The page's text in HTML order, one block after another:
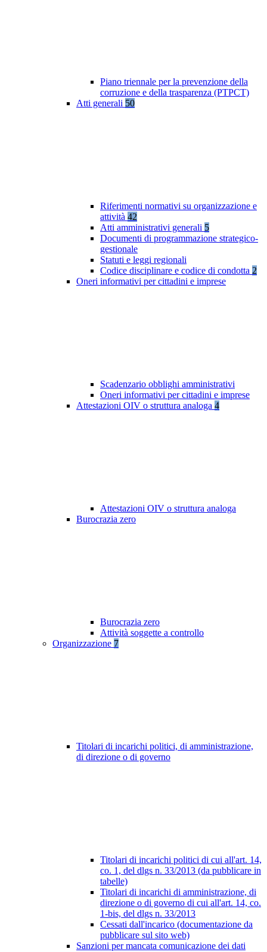
Piano triennale per la prevenzione della
corruzione e della trasparenza (PTPCT)
Atti generali 50
Riferimenti normativi su organizzazione e
attività 42
Atti amministrativi generali 5
Documenti di programmazione strategico-
gestionale
Statuti e leggi regionali
Codice disciplinare e codice di condotta 2
Oneri informativi per cittadini e imprese
Scadenzario obblighi amministrativi
Oneri informativi per cittadini e imprese
Attestazioni OIV o struttura analoga 4
Attestazioni OIV o struttura analoga
Burocrazia zero
Burocrazia zero
Attività soggette a controllo
Organizzazione 7
Titolari di incarichi politici, di amministrazione,
di direzione o di governo
Titolari di incarichi politici di cui all'art. 14,
co. 1, del dlgs n. 33/2013 (da pubblicare in
tabelle)
Titolari di incarichi di amministrazione, di
direzione o di governo di cui all'art. 14, co.
1-bis, del dlgs n. 33/2013
Cessati dall'incarico (documentazione da
pubblicare sul sito web)
Sanzioni per mancata comunicazione dei dati